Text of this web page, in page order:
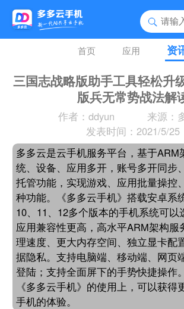
首页 应用 资
三国志战略版助手工具轻松升
版兵无常势战法解
作者：ddyun
来源：
发表时间：2021/5/25
多多云是云手机服务平台，基于ARM
统、设备、应用多开，账号多开同步
托管功能，实现游戏、应用批量操控
种功能。《多多云手机》搭载安卓系
10、11、12多个版本的手机系统可以
应用兼容性更高，高水平ARM架构服
理速度、更大内存空间、独立显卡配
据隐私。支持电脑端、移动端、网页
登陆；支持全面屏下的手势快捷操作
《多多云手机》的使用上，可以获得
手机的体验。